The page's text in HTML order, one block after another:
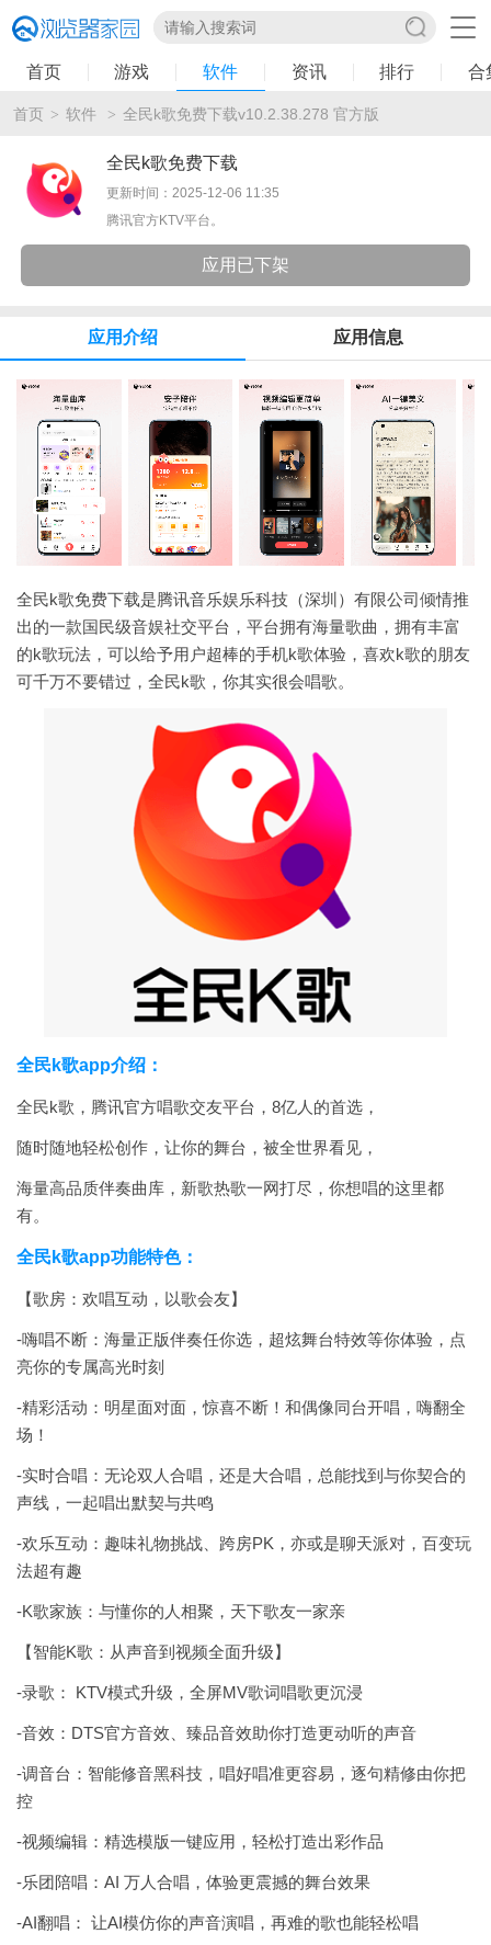
首页 游戏 软件 资讯 排行 合
首页 > 软件 > 全民k歌免费下载v10.2.38.278 官方版
全民k歌免费下载
更新时间：2025-12-06 11:35
腾讯官方KTV平台。
应用已下架
应用介绍 应用信息
全民k歌免费下载是腾讯音乐娱乐科技（深圳）有限公司倾情推
出的一款国民级音娱社交平台，平台拥有海量歌曲，拥有丰富
的k歌玩法，可以给予用户超棒的手机k歌体验，喜欢k歌的朋友
可千万不要错过，全民k歌，你其实很会唱歌。
全民k歌app介绍：
全民k歌，腾讯官方唱歌交友平台，8亿人的首选，
随时随地轻松创作，让你的舞台，被全世界看见，
海量高品质伴奏曲库，新歌热歌一网打尽，你想唱的这里都
有。
全民k歌app功能特色：
【歌房：欢唱互动，以歌会友】
-嗨唱不断：海量正版伴奏任你选，超炫舞台特效等你体验，点
亮你的专属高光时刻
-精彩活动：明星面对面，惊喜不断！和偶像同台开唱，嗨翻全
场！
-实时合唱：无论双人合唱，还是大合唱，总能找到与你契合的
声线，一起唱出默契与共鸣
-欢乐互动：趣味礼物挑战、跨房PK，亦或是聊天派对，百变玩
法超有趣
-K歌家族：与懂你的人相聚，天下歌友一家亲
【智能K歌：从声音到视频全面升级】
-录歌： KTV模式升级，全屏MV歌词唱歌更沉浸
-音效：DTS官方音效、臻品音效助你打造更动听的声音
-调音台：智能修音黑科技，唱好唱准更容易，逐句精修由你把
控
-视频编辑：精选模版一键应用，轻松打造出彩作品
-乐团陪唱：AI 万人合唱，体验更震撼的舞台效果
-AI翻唱： 让AI模仿你的声音演唱，再难的歌也能轻松唱